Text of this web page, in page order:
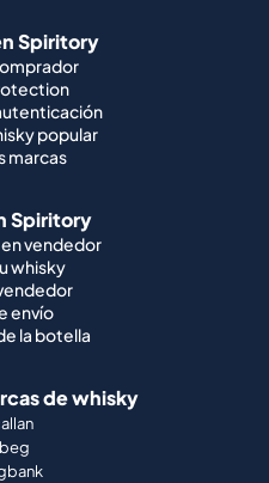
Spiritory
popular
marcas
Spiritory
vendedor
whisky
envío
la botella
de whisky